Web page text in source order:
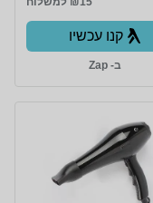
קנו עכשיו
ב- Zap